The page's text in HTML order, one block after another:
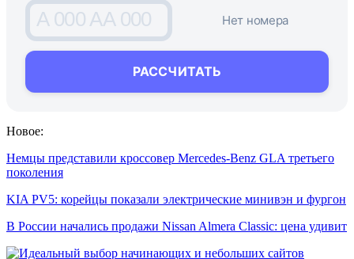
A 000 AA 000
РАССЧИТАТЬ
Нет номера
Новое:
Немцы представили кроссовер Mercedes-Benz GLA третьего
поколения
KIA PV5: корейцы показали электрические минивэн и фургон
В России начались продажи Nissan Almera Classic: цена удивит